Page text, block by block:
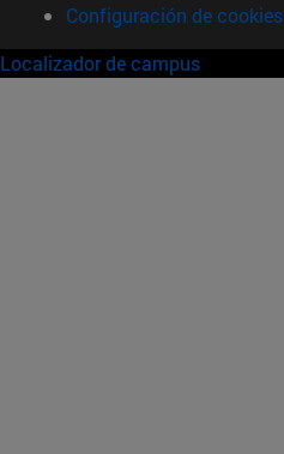
Configuración de cookies
Localizador de campus